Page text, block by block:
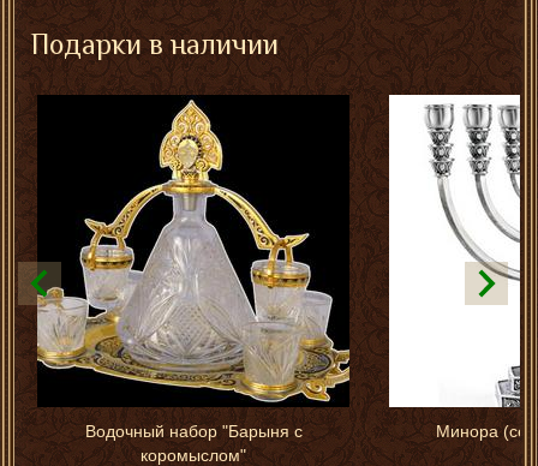
Подарки в наличии
Водочный набор "Барыня с
коромыслом"
Минора